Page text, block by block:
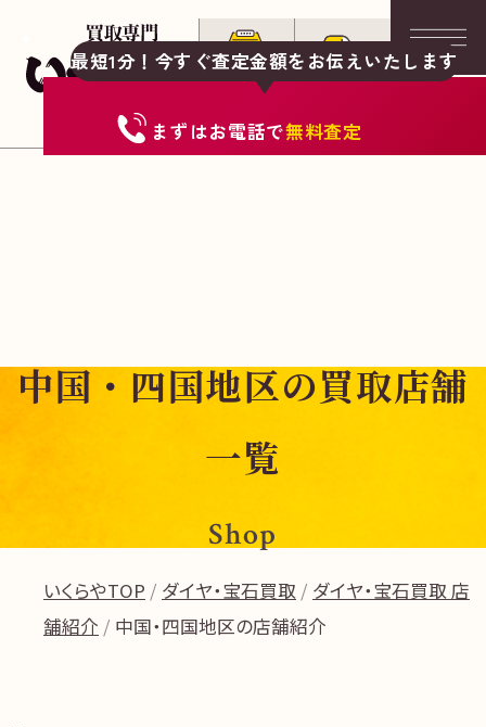
最短1分！今すぐ査定金額をお伝えいたします
まずはお電話で無料査定
中国・四国地区の買取店舗
一覧
Shop
いくらやTOP ダイヤ・宝石買取
ダイヤ・宝石買取 店
舗紹介
中国・四国地区の店舗紹介